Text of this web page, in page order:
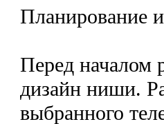
Планирование
Перед началом
дизайн ниши.
выбранного